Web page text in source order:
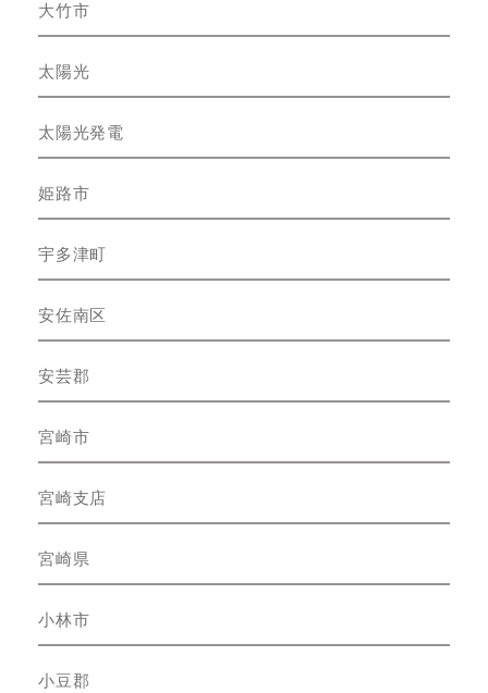
大竹市
太陽光
太陽光発電
姫路市
宇多津町
安佐南区
安芸郡
宮崎市
宮崎支店
宮崎県
小林市
小豆郡